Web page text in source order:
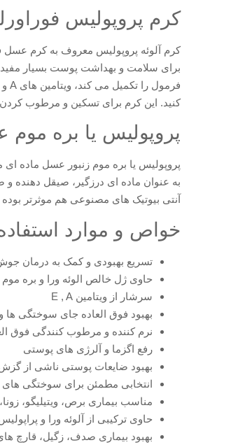
کرم پروپولیس
کرم آلوئه پروپولیس معروف به کرم عسل
برای سلامت و بهداشت پوست بسیار مفید
کنید. این کرم برای تسکین و مرطوب
پروپولیس یا بره
پروپولیس یا بره موم زنبور عسل ماده ای
به عنوان ماده ای درزگیر، صیقل دهنده و
آنتی بیوتیک های مصنوعی هم موثرتر
خواص و موارد
تسریع بهبودی و کمک به درمان
حاوی ژل خالص الوئه ورا و بره
سرشار از ویتامین E , A
بهبود فوق العاده جای سوختگی ها
نرم کننده و مرطوب کنندگی فوق
رفع اگزما و آلرژی های پوستی
بهبود ضایعات پوستی ناشی از
انتخابی مطمئن برای سوختگی های
مناسب بیماری برص، ویتیلیگو،
حاوی ترکیبی از آلوئه ورا و
بهبود بیماری صدف، زگیل، قارچ